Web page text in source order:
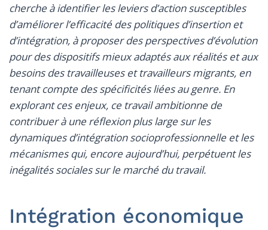
cherche à identifier les leviers d’action susceptibles
d’améliorer l’efficacité des politiques d’insertion et
d’intégration, à proposer des perspectives d’évolution
pour des dispositifs mieux adaptés aux réalités et aux
besoins des travailleuses et travailleurs migrants, en
tenant compte des spécificités liées au genre. En
explorant ces enjeux, ce travail ambitionne de
contribuer à une réflexion plus large sur les
dynamiques d’intégration socioprofessionnelle et les
mécanismes qui, encore aujourd’hui, perpétuent les
inégalités sociales sur le marché du travail.
Intégration économique